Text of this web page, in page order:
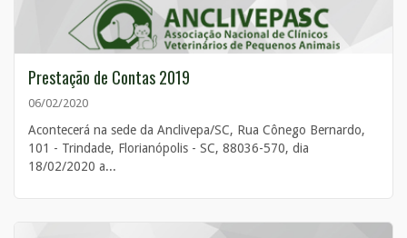
Prestação de Contas 2019
06/02/2020
Acontecerá na sede da Anclivepa/SC, Rua Cônego Bernardo,
101 - Trindade, Florianópolis - SC, 88036-570, dia
18/02/2020 a...